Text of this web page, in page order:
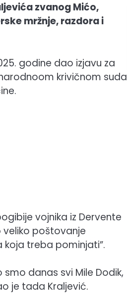
zvanog Mićo,
mržnje, razdora i
godine dao izjavu za
krivičnom suda
vojnika iz Dervente
veliko poštovanje
koja treba pominjati”.
danas svi Mile Dodik,
je tada Kraljević.